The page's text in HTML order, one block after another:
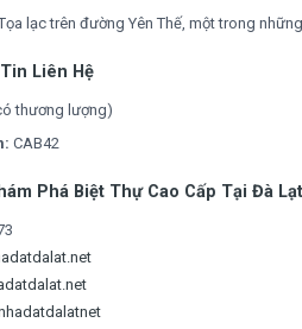
lạc trên đường Yên Thế, một trong
Liên Hệ
thương lượng)
CAB42
Phá Biệt Thự Cao Cấp Tại Đà